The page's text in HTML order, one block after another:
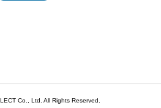
Co., Ltd. All Rights Reserved.